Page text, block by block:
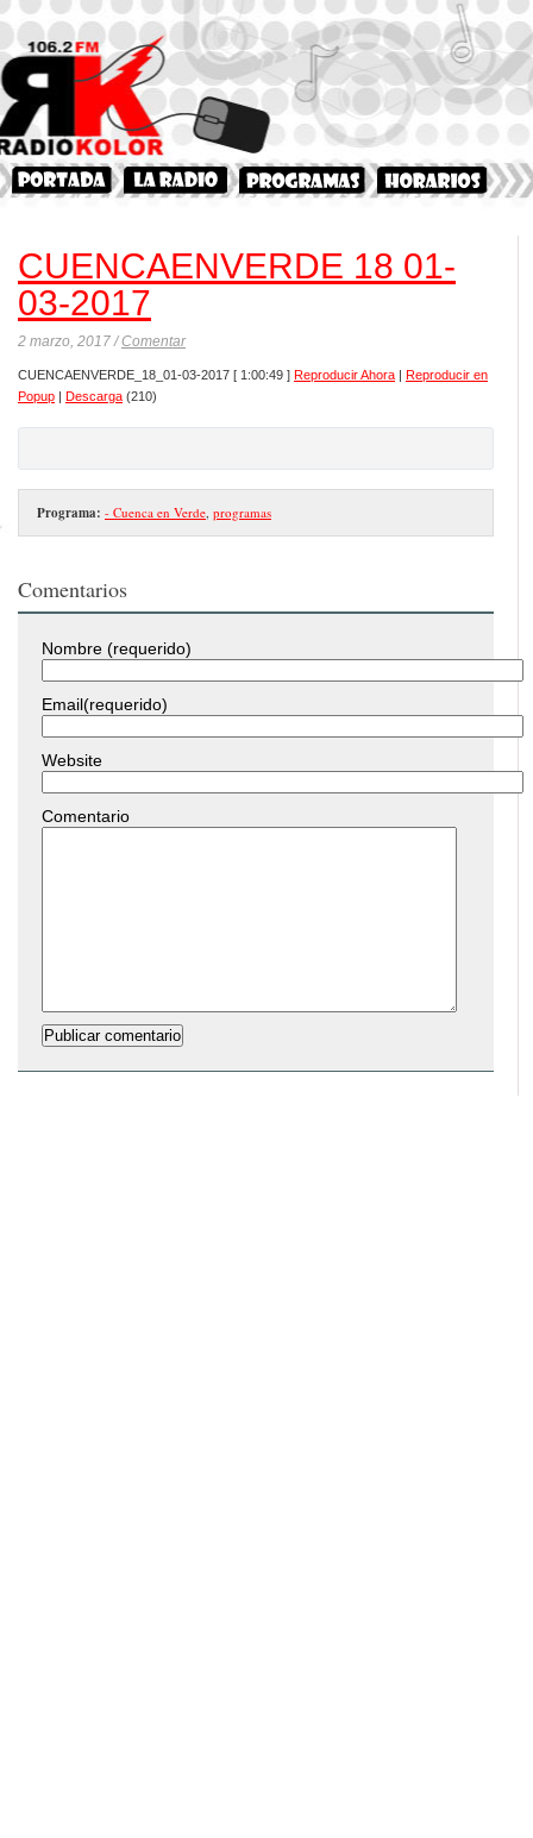
CUENCAENVERDE 18 01-
03-2017
2 marzo, 2017 /Comentar
CUENCAENVERDE_18_01-03-2017 [ 1:00:49 ] Reproducir Ahora | Reproducir en
Popup | Descarga (210)
Programa: - Cuenca en Verde, programas
Comentarios
Nombre (requerido)
Email(requerido)
Website
Comentario